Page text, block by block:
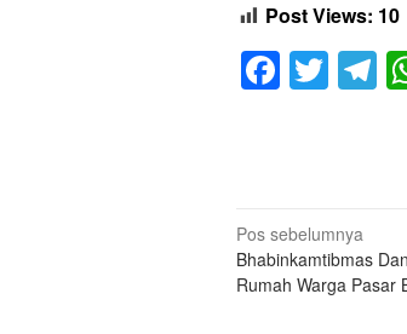
Post Views: 10
Navigasi
pos
Pos sebelumnya
Bhabinkamtibmas
Rumah Warga Pasar